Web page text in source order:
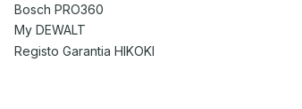
Bosch PRO360
My DEWALT
Registo Garantia HIKOKI